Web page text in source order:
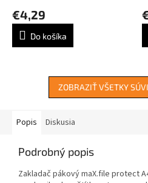
€4,29
Do košíka
ZOBRAZIŤ VŠETKY
Popis Diskusia
Podrobný popis
Zakladač pákový maX.file protect